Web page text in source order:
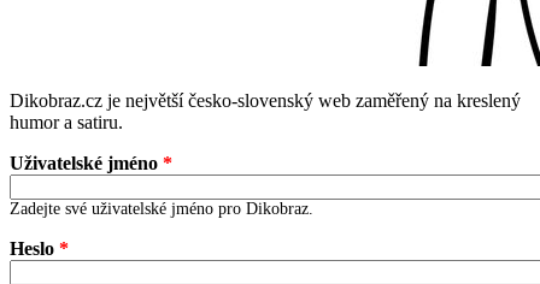
Dikobraz.cz je největší česko-slovenský web zaměřený na kreslený
humor a satiru.
Uživatelské jméno *
Zadejte své uživatelské jméno pro Dikobraz.
Heslo *